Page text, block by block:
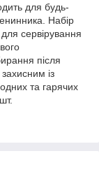
для будь-
Набір
сервірування
після
із
та гарячих